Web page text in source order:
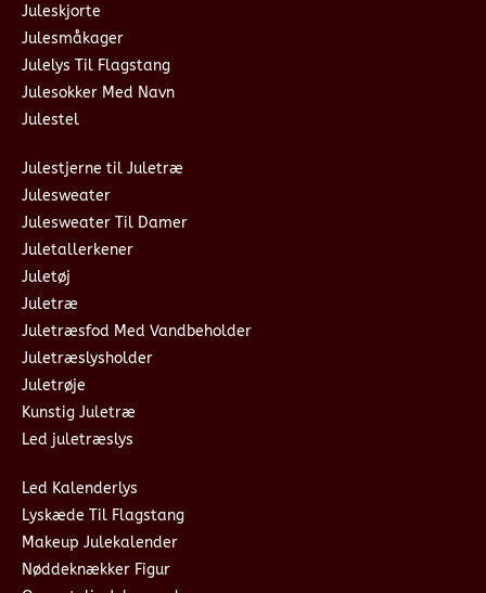
Juleskjorte
Julesmåkager
Julelys Til Flagstang
Julesokker Med Navn
Julestel
Julestjerne til Juletræ
Julesweater
Julesweater Til Damer
Juletallerkener
Juletøj
Juletræ
Juletræsfod Med Vandbeholder
Juletræslysholder
Juletrøje
Kunstig Juletræ
Led juletræslys
Led Kalenderlys
Lyskæde Til Flagstang
Makeup Julekalender
Nøddeknækker Figur